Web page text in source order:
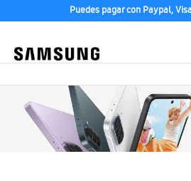
Puedes pagar con Paypal,